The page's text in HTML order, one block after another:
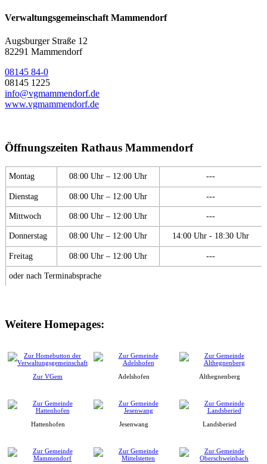
Verwaltungsgemeinschaft Mammendorf
Augsburger Straße 12
82291 Mammendorf
08145 84-0
08145 1225
info@vgmammendorf.de
www.vgmammendorf.de
Öffnungszeiten Rathaus Mammendorf
Montag 08:00 Uhr – 12:00 Uhr ---
Dienstag 08:00 Uhr – 12:00 Uhr ---
Mittwoch 08:00 Uhr – 12:00 Uhr ---
Donnerstag 08:00 Uhr – 12:00 Uhr 14:00 Uhr - 18:30 Uhr
Freitag 08:00 Uhr – 12:00 Uhr ---
oder nach Terminabsprache
Weitere Homepages:
Zur VGem Adelshofen Althegnenberg
Hattenhofen Jesenwang Landsberied